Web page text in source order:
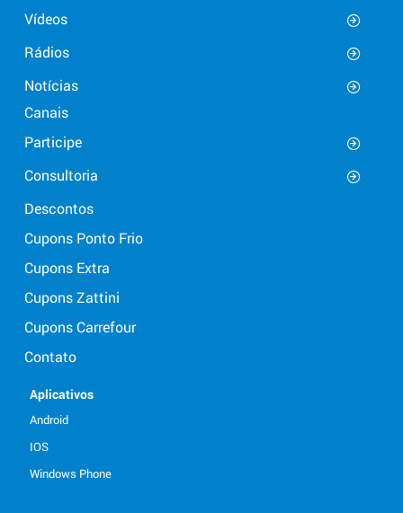
Vídeos
Rádios
Notícias
Canais
Participe
Consultoria
Descontos
Cupons Ponto Frio
Cupons Extra
Cupons Zattini
Cupons Carrefour
Contato
Aplicativos
Android
IOS
Windows Phone